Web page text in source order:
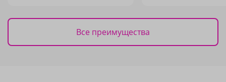
Все преимущества